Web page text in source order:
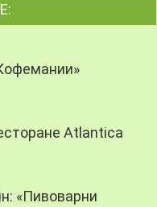
Atlantica
«Пивоварни